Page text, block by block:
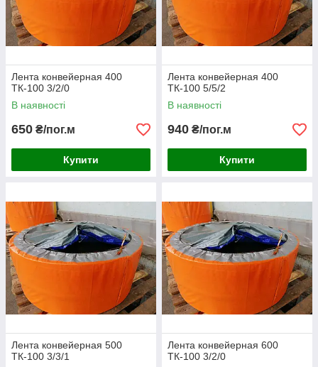
Лента конвейерная 400
ТК-100 3/2/0
В наявності
650 ₴/пог.м
Купити
Лента конвейерная 400
ТК-100 5/5/2
В наявності
940 ₴/пог.м
Купити
Лента конвейерная 500
ТК-100 3/3/1
Лента конвейерная 600
ТК-100 3/2/0